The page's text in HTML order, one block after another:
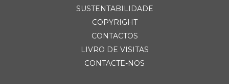
SUSTENTABILIDADE
COPYRIGHT
CONTACTOS
LIVRO DE VISITAS
CONTACTE-NOS